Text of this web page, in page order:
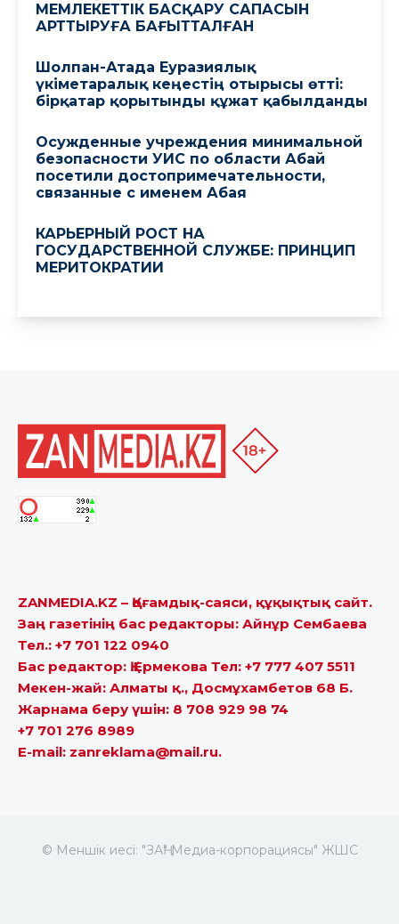
ZANMEDIA.KZ – Қоғамдық-саяси, құқықтық сайт.
Заң газетінің бас редакторы: Айнұр Сембаева
Тел.: +7 701 122 0940
Бас редактор: Қ.Ермекова Тел: +7 777 407 5511
Мекен-жай: Алматы қ., Досмұхамбетов 68 Б.
Жарнама беру үшін: 8 708 929 98 74
+7 701 276 8989
E-mail: zanreklama@mail.ru.
© Меншік иесі: "ЗАҢ" Медиа-корпорациясы" ЖШС